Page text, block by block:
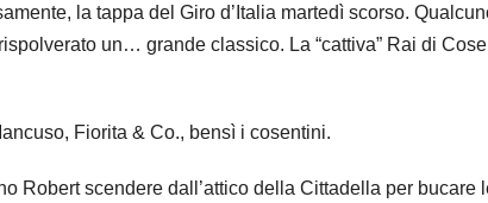
la tappa del Giro d’Italia martedì scorso.
un… grande classico. La “cattiva” Rai di
Fiorita & Co., bensì i cosentini.
Robert scendere dall’attico della Cittadella per bucare